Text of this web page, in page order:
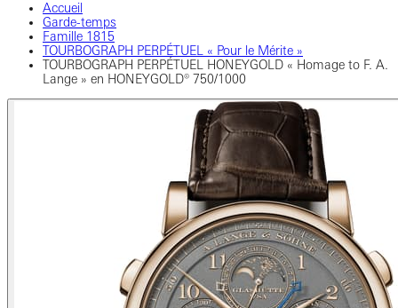
Accueil
Garde-temps
Famille 1815
TOURBOGRAPH PERPÉTUEL « Pour le Mérite »
TOURBOGRAPH PERPÉTUEL HONEYGOLD « Homage to F. A.
Lange » en HONEYGOLD® 750/1000